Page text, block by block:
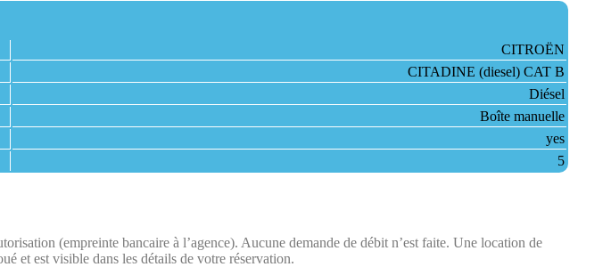
CITROËN
CITADINE (diesel) CAT B
Diésel
Boîte manuelle
yes
5
(empreinte bancaire à l’agence). Aucune demande de débit n’est faite.​ Une location de
et est visible dans les détails de votre réservation.